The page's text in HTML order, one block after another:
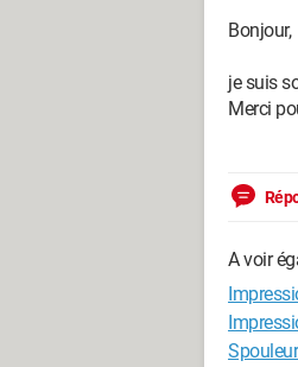
Bonjour,
je suis
Merci
A voir